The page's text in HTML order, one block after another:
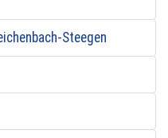
Steegen